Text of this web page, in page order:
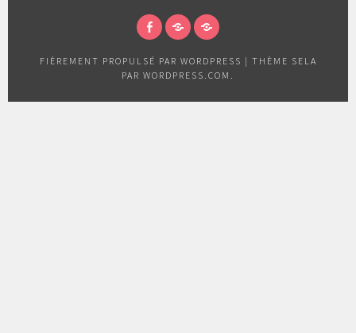
D’UTILISATION
DE
CONFIDENTIALITÉ
DE
FIÈREMENT PROPULSÉ PAR WORDPRESS | THÈME SELA
PAR WORDPRESS.COM .